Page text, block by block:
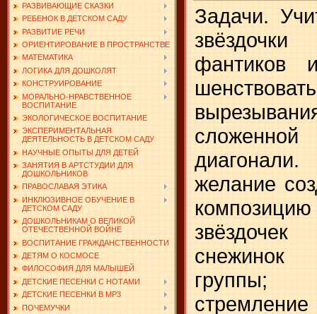
РАЗВИВАЮЩИЕ СКАЗКИ
РЕБЕНОК В ДЕТСКОМ САДУ
РАЗВИТИЕ РЕЧИ
ОРИЕНТИРОВАНИЕ В ПРОСТРАНСТВЕ
МАТЕМАТИКА
ЛОГИКА ДЛЯ ДОШКОЛЯТ
КОНСТРУИРОВАНИЕ
МОРАЛЬНО-НРАВСТВЕННОЕ
ВОСПИТАНИЕ
ЭКОЛОГИЧЕСКОЕ ВОСПИТАНИЕ
ЭКСПЕРИМЕНТАЛЬНАЯ
ДЕЯТЕЛЬНОСТЬ В ДЕТСКОМ САДУ
НАУЧНЫЕ ОПЫТЫ ДЛЯ ДЕТЕЙ
ЗАНЯТИЯ В АРТСТУДИИ ДЛЯ
ДОШКОЛЬНИКОВ
ПРАВОСЛАВАЯ ЭТИКА
ИНКЛЮЗИВНОЕ ОБУЧЕНИЕ В
ДЕТСКОМ САДУ
ДОШКОЛЬНИКАМ О ВЕЛИКОЙ
ОТЕЧЕСТВЕННОЙ ВОЙНЕ
ВОСПИТАНИЕ ГРАЖДАНСТВЕННОСТИ
ДЕТЯМ О КОСМОСЕ
ФИЛОСОФИЯ ДЛЯ МАЛЫШЕЙ
ДЕТСКИЕ ПЕСЕНКИ С НОТАМИ
ДЕТСКИЕ ПЕСЕНКИ В MP3
ПОЧЕМУЧКИ
Задачи.
фантиков
желание
группы;